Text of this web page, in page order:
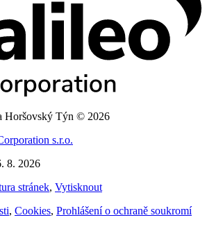
Horšovský Týn © 2026
s.r.o.
8. 2026
stránek, Vytisknout
, Cookies, Prohlášení o ochraně soukromí